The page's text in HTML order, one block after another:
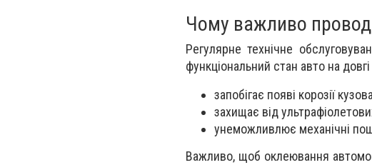
Чому важливо
Регулярне технічне
функціональний стан авто на
запобігає появі корозії
захищає від
унеможливлює механічні
Важливо, щоб оклеювання